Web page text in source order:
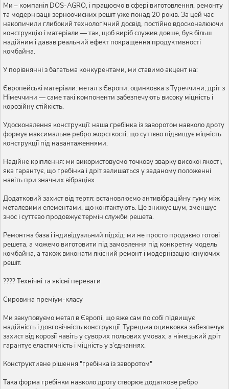
Ми – компанія DOS-AGRO, і працюємо в сфері виготовлення, ремонту
та модернізації зерноочисних решіт уже понад 20 років. За цей час
накопичили глибокий технологічний досвід, постійно вдосконалюючи
конструкцію і матеріали — так, щоб виріб служив довше, був більш
надійним і давав реальний ефект покращення продуктивності
комбайна.
У порівнянні з багатьма конкурентами, ми ставимо акцент на:
Європейські матеріали: метал з Європи, оцинковка з Туреччини, дріт з
Німеччини — саме такі компоненти забезпечують високу міцність і
корозійну стійкість.
Удосконалення конструкції: наша гребінка із заворотом навколо дроту
формує максимальне ребро жорсткості, що суттєво підвищує міцність
конструкції під навантаженнями.
Надійне кріплення: ми використовуємо точкову зварку високої якості,
яка гарантує, що гребінка і дріт залишаться у заданому положенні
навіть при значних вібраціях.
Додатковий захист від тертя: встановлюємо антивібраційну гуму між
металевими елементами, що контактують. Це знижує шум, зменшує
знос і суттєво продовжує термін служби решета.
Ремонтна база і індивідуальний підхід: ми не просто продаємо готові
решета, а можемо виготовити під замовлення під конкретну модель
комбайна, а також виконати якісний ремонт і модернізацію існуючих
решіт.
???? Технічні та якісні переваги
Сировина преміум-класу
Ми закуповуємо метал в Європі, що вже сам по собі підвищує
надійність і довговічність конструкції. Турецька оцинковка забезпечує
захист від корозії навіть у суворих польових умовах, а німецький дріт
гарантує еластичність і міцність у з’єднаннях.
Конструктивне рішення "гребінка із заворотом"
Така форма гребінки навколо дроту створює додаткове ребро